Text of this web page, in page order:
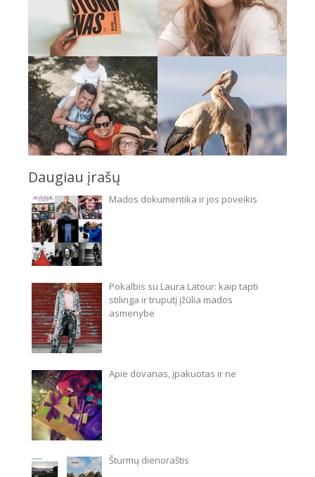
Daugiau įrašų
Mados dokumentika ir jos poveikis
Pokalbis su Laura Latour: kaip tapti
stilinga ir truputį įžūlia mados
asmenybe
Apie dovanas, įpakuotas ir ne
Šturmų dienoraštis